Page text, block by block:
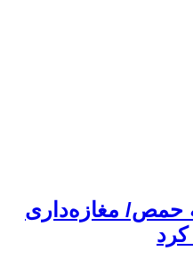
حمص/ مغازه‌داری